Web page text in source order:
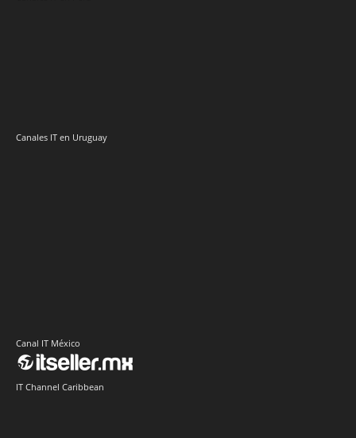
Canales IT en Uruguay
Canal IT México
IT Channel Caribbean